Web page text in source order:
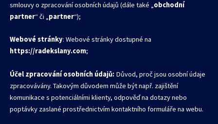
smlouvy o zpracování osobních údajů (dále také „obchodní
partner“ či „partner“);
Webové stránky: Webové stránky dostupné na
https://radekslany.com;
Účel zpracování osobních údajů: Důvod, proč jsou osobní údaje
zpracovávány. Takovým důvodem může být např. zajištění
komunikace s potenciálními klienty, odpověď na dotazy nebo
poptávky zaslané prostřednictvím kontaktního formuláře na webu.